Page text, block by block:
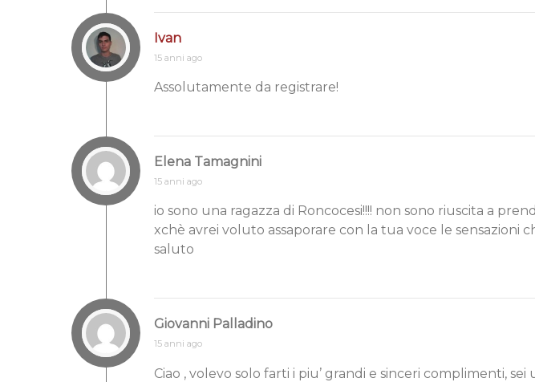
Ivan
15 anni ago
Assolutamente da registrare!
Elena Tamagnini
15 anni ago
io sono una ragazza di Roncocesi!!!! non sono riuscita a
xchè avrei voluto assaporare con la tua voce le sensazioni
saluto
Giovanni Palladino
15 anni ago
Ciao , volevo solo farti i piu’ grandi e sinceri complimenti,